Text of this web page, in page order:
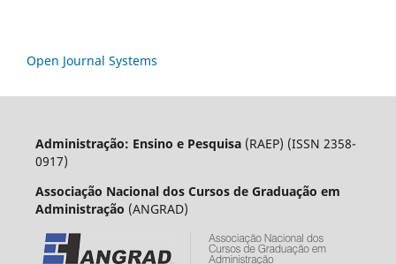
Open Journal Systems
Administração: Ensino e Pesquisa (RAEP) (ISSN 2358-
0917)
Associação Nacional dos Cursos de Graduação em
Administração (ANGRAD)